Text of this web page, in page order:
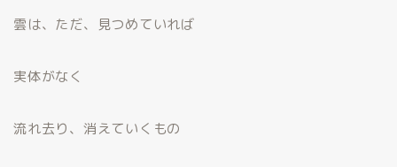
雲は、ただ、見つめていれば
実体がなく
流れ去り、消えていくもの